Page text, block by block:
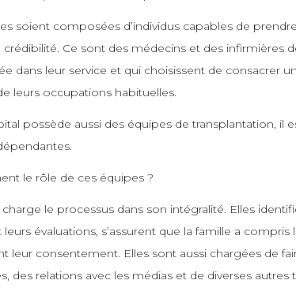
soient composées d’individus capables de
Ce sont des médecins et des infirmières
dans leur service et qui choisissent de consacrer
leurs occupations habituelles.
possède aussi des équipes de transplantation, il
le rôle de ces équipes ?
le processus dans son intégralité. Elles
évaluations, s’assurent que la famille a
leur consentement. Elles sont aussi chargées de
des relations avec les médias et de diverses autres